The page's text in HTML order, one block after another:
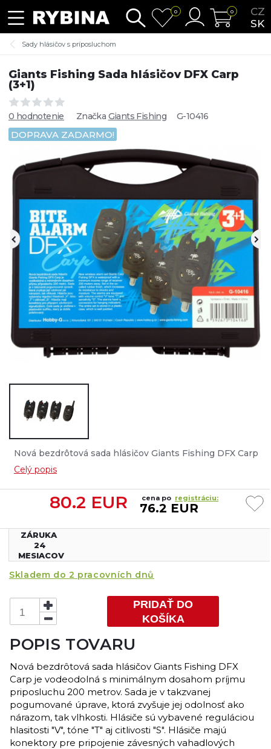
CZ
SK
0 0
Sady hlásičov s príposluchom
Giants Fishing Sada hlásičov DFX Carp
(3+1)
0 hodnotenie Značka Giants Fishing G-10416
DOPRAVA ZADARMO!
Nová bezdrôtová sada hlásičov Giants Fishing DFX Carp
je vodeodolná s minimálnym dosahom príjmu
priposluchu 200 metrov....
Celý popis
80.2 EUR cena po registráciu:
76.2 EUR
ZÁRUKA
24
MESIACOV
Skladem do 2 pracovních dnů
PRIDAŤ DO
KOŠÍKA
POPIS TOVARU
Nová bezdrôtová sada hlásičov Giants Fishing DFX
Carp je vodeodolná s minimálnym dosahom príjmu
priposluchu 200 metrov. Sada je v takzvanej
pogumované úprave, ktorá zvyšuje jej odolnosť ako
nárazom, tak vlhkosti. Hlásiče sú vybavené reguláciou
hlasitosti "V", tóne "T" aj citlivosti "S". Hlásiče majú
konektory pre pripojenie závesných vahadlových